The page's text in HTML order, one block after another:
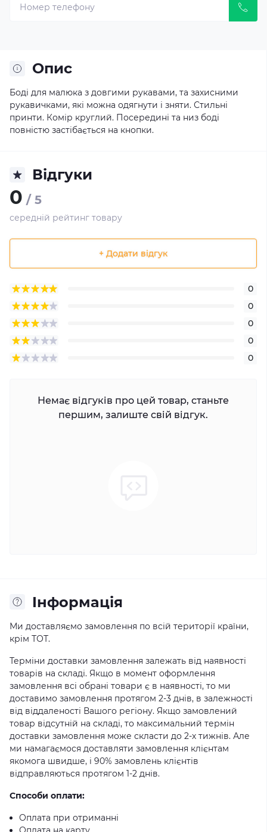
Опис
Боді для малюка з довгими рукавами, та захисними
рукавичками, які можна одягнути і зняти. Стильні
принти. Комір круглий. Посередині та низ боді
повністю застібається на кнопки.
Відгуки
0 / 5
середній рейтинг товару
+ Додати відгук
0
0
0
0
0
Немає відгуків про цей товар, станьте
першим, залиште свій відгук.
Iнформація
Ми доставляємо замовлення по всій території країни,
крім ТОТ.
Терміни доставки замовлення залежать від наявності
товарів на складі. Якщо в момент оформлення
замовлення всі обрані товари є в наявності, то ми
доставимо замовлення протягом 2-3 днів, в залежності
від віддаленості Вашого регіону. Якщо замовлений
товар відсутній на складі, то максимальний термін
доставки замовлення може скласти до 2-х тижнів. Але
ми намагаємося доставляти замовлення клієнтам
якомога швидше, і 90% замовлень клієнтів
відправляються протягом 1-2 днів.
Способи оплати:
Оплата при отриманні